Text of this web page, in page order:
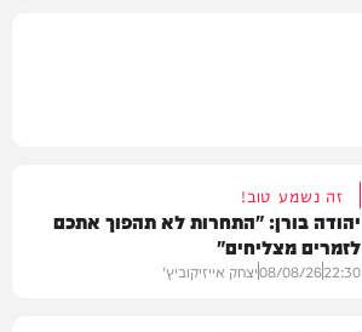
זה נשמע טוב!
יהודה בורן: "התחרות לא תהפוך אתכם
לזמרים מצליחים"
22:30
08/08/26יצחק אייזיקוביץ'